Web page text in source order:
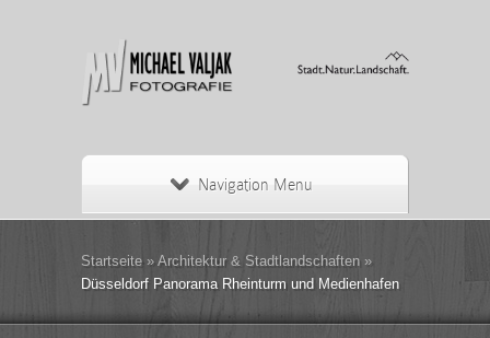
Navigation Menu
Startseite » Architektur & Stadtlandschaften »
Düsseldorf Panorama Rheinturm und Medienhafen